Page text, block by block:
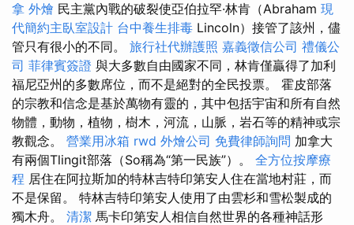
拿 外燴 民主黨內戰的破裂使亞伯拉罕·林肯（Abraham 現
代簡約主臥室設計 台中養生排毒 Lincoln）接管了該州，儘
管只有很小的不同。 旅行社代辦護照 嘉義徵信公司 禮儀公
司 菲律賓簽證 與大多數自由國家不同，林肯僅贏得了加利
福尼亞州的多數席位，而不是絕對的全民投票。 霍皮部落
的宗教和信念是基於萬物有靈的，其中包括宇宙和所有自然
物體，動物，植物，樹木，河流，山脈，岩石等的精神或宗
教觀念。 營業用冰箱 rwd 外燴公司 免費律師詢問 加拿大
有兩個Tlingit部落（So稱為“第一民族”）。 全方位按摩療
程 居住在阿拉斯加的特林吉特印第安人住在當地村莊，而
不是保留。 特林吉特印第安人使用了由雲杉和雪松製成的
獨木舟。 清潔 馬卡印第安人相信自然世界的各種神話形